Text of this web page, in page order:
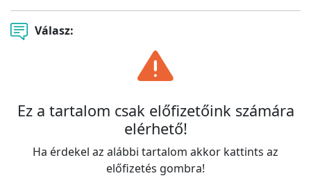
Válasz:
Ez a tartalom csak előfizetőink számára
elérhető!
Ha érdekel az alábbi tartalom akkor kattints az
előfizetés gombra!